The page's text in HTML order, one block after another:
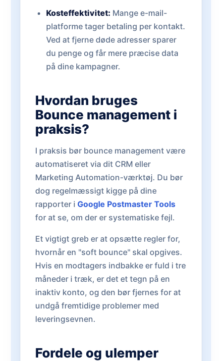
Kosteffektivitet: Mange e-mail-
platforme tager betaling per kontakt.
Ved at fjerne døde adresser sparer
du penge og får mere præcise data
på dine kampagner.
Hvordan bruges
Bounce management i
praksis?
I praksis bør bounce management være
automatiseret via dit CRM eller
Marketing Automation-værktøj. Du bør
dog regelmæssigt kigge på dine
rapporter i Google Postmaster Tools
for at se, om der er systematiske fejl.
Et vigtigt greb er at opsætte regler for,
hvornår en "soft bounce" skal opgives.
Hvis en modtagers indbakke er fuld i tre
måneder i træk, er det et tegn på en
inaktiv konto, og den bør fjernes for at
undgå fremtidige problemer med
leveringsevnen.
Fordele og ulemper